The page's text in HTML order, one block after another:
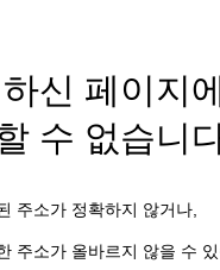
신 페이지에
수 없습니
주소가 정확하지 않거나,
주소가 올바르지 않을 수